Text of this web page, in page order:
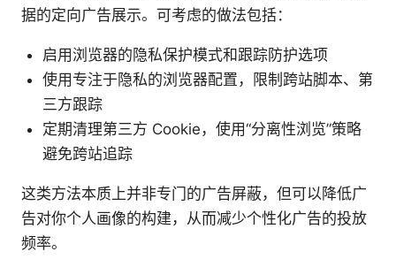
据的定向广告展示。可考虑的做法包括：
启用浏览器的隐私保护模式和跟踪防护选项
使用专注于隐私的浏览器配置，限制跨站脚本、第
三方跟踪
定期清理第三方 Cookie，使用“分离性浏览”策略
避免跨站追踪
这类方法本质上并非专门的广告屏蔽，但可以降低广
告对你个人画像的构建，从而减少个性化广告的投放
频率。